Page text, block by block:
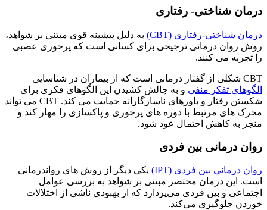
درمان شناختی- رفتاری
درمان شناختی-رفتاری (CBT)
به دلیل پیشینه قوی مبتنی بر شواهد،
روش روان درمانی ترجیحی برای کسانی است که پرخوری عصبی
را تجربه می کنند.
CBT شکلی از گفتار درمانی است که از بیماران در شناسایی
الگوهای تفکر منفی و به چالش کشیدن این الگوهای فکری برای
شکستن رفتار و باورهای ناسازگارانه حمایت می کند. CBT می تواند
محرک های مرتبط با دوره های پرخوری و پاکسازی را مهار کند و
منجر به کاهش احتمال عود شود.
روان درمانی بین فردی
روان درمانی بین فردی (IPT)
یکی دیگر از روش های رواندرمانی
است. این درمان مختصر مبتنی بر شواهد به بررسی عوامل
اجتماعی و بین فردی می‌پردازد که از بهبودی ناشی از اختلالات
خوردن جلوگیری می‌کند.